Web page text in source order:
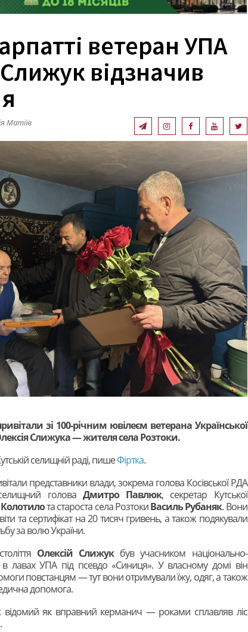
ветеран УПА
відзначив
Матіїв
зі 100-річним ювілеєм ветерана Української
Слижука — жителя села Розтоки.
селищній раді, пишеФіртка.
представники влади, зокрема голова Косівської РДА
голова Дмитро Павлюк, секретар Кутської
Колотилота староста села РозтокиВасиль Рубаняк. Вони
та сертифікат на 20 тисяч гривень, а також подякували
за волю України.
Олексій Слижукбув учасником національно-
в лавах УПА під псевдо «Синиця». У власному домі він
повстанцям — тут вони отримували їжу, одяг, а також
допомога.
відомий як вправний керманич — роками сплавляв ліс